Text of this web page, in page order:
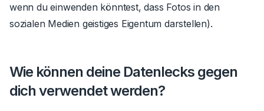
wenn du einwenden könntest, dass Fotos in den
sozialen Medien geistiges Eigentum darstellen).
Wie können deine Datenlecks gegen
dich verwendet werden?